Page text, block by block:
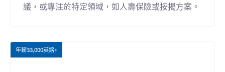
議，或專注於特定領域，如人壽保險或按揭方案。
年薪33,000英鎊+